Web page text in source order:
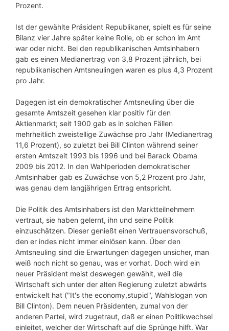
Prozent.
Ist der gewählte Präsident Republikaner, spielt es für seine
Bilanz vier Jahre später keine Rolle, ob er schon im Amt
war oder nicht. Bei den republikanischen Amtsinhabern
gab es einen Medianertrag von 3,8 Prozent jährlich, bei
republikanischen Amtsneulingen waren es plus 4,3 Prozent
pro Jahr.
Dagegen ist ein demokratischer Amtsneuling über die
gesamte Amtszeit gesehen klar positiv für den
Aktienmarkt; seit 1900 gab es in solchen Fällen
mehrheitlich zweistellige Zuwächse pro Jahr (Medianertrag
11,6 Prozent), so zuletzt bei Bill Clinton während seiner
ersten Amtszeit 1993 bis 1996 und bei Barack Obama
2009 bis 2012. In den Wahlperioden demokratischer
Amtsinhaber gab es Zuwächse von 5,2 Prozent pro Jahr,
was genau dem langjährigen Ertrag entspricht.
Die Politik des Amtsinhabers ist den Marktteilnehmern
vertraut, sie haben gelernt, ihn und seine Politik
einzuschätzen. Dieser genießt einen Vertrauensvorschuß,
den er indes nicht immer einlösen kann. Über den
Amtsneuling sind die Erwartungen dagegen unsicher, man
weiß noch nicht so genau, was er vorhat. Doch wird ein
neuer Präsident meist deswegen gewählt, weil die
Wirtschaft sich unter der alten Regierung zuletzt abwärts
entwickelt hat ("It's the economy,stupid", Wahlslogan von
Bill Clinton). Dem neuen Präsidenten, zumal von der
anderen Partei, wird zugetraut, daß er einen Politikwechsel
einleitet, welcher der Wirtschaft auf die Sprünge hilft. War